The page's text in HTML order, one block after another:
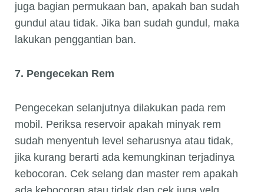
juga bagian permukaan ban, apakah ban sudah
gundul atau tidak. Jika ban sudah gundul, maka
lakukan penggantian ban.
7. Pengecekan Rem
Pengecekan selanjutnya dilakukan pada rem
mobil. Periksa reservoir apakah minyak rem
sudah menyentuh level seharusnya atau tidak,
jika kurang berarti ada kemungkinan terjadinya
kebocoran. Cek selang dan master rem apakah